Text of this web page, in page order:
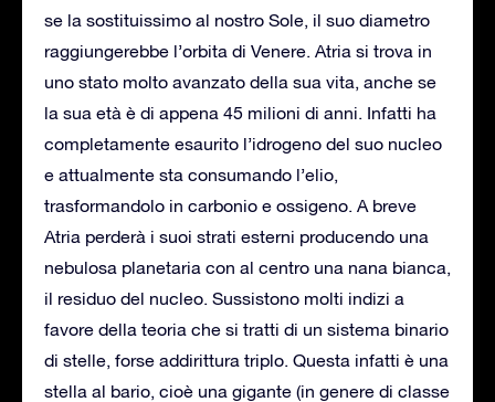
se la sostituissimo al nostro Sole, il suo diametro
raggiungerebbe l’orbita di Venere. Atria si trova in
uno stato molto avanzato della sua vita, anche se
la sua età è di appena 45 milioni di anni. Infatti ha
completamente esaurito l’idrogeno del suo nucleo
e attualmente sta consumando l’elio,
trasformandolo in carbonio e ossigeno. A breve
Atria perderà i suoi strati esterni producendo una
nebulosa planetaria con al centro una nana bianca,
il residuo del nucleo. Sussistono molti indizi a
favore della teoria che si tratti di un sistema binario
di stelle, forse addirittura triplo. Questa infatti è una
stella al bario, cioè una gigante (in genere di classe